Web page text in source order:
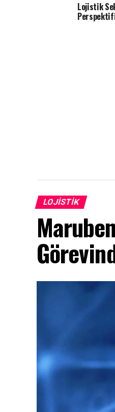
Lojistik
LOJISTIK